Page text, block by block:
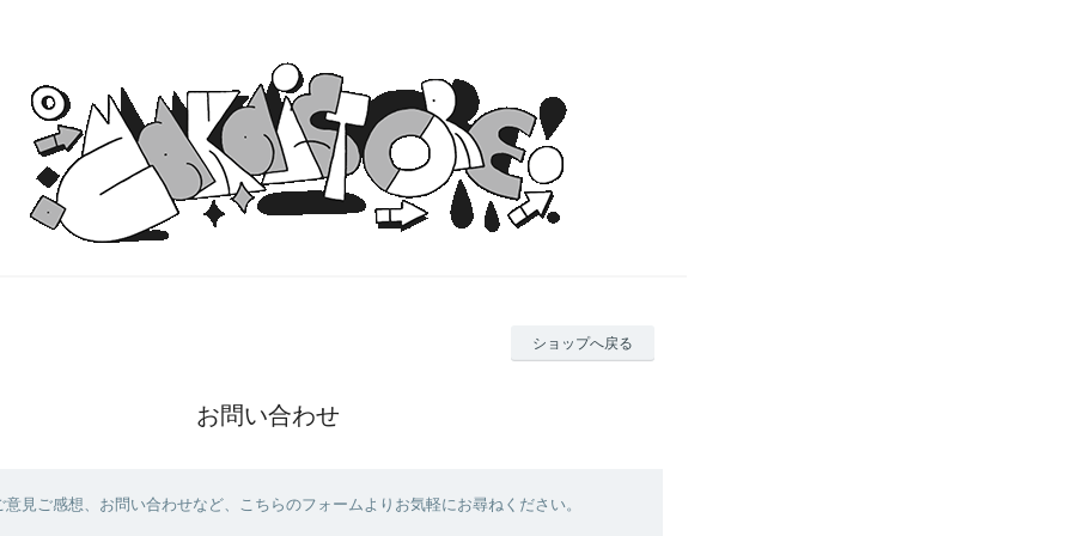
ショップへ戻る
お問い合わせ
見ご感想、お問い合わせなど、こちらのフォームよりお気軽にお尋ねください。